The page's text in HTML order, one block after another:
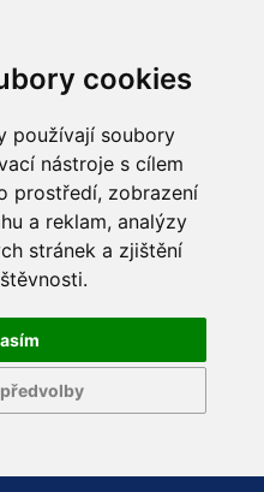
cookies
používají soubory
nástroje s cílem
prostředí, zobrazení
a reklam, analýzy
stránek a zjištění